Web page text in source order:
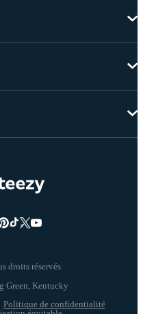
droits réservés
Politique de confidentialité